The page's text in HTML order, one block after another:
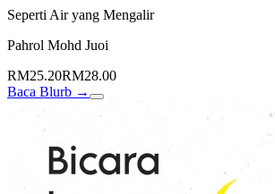
Seperti Air yang Mengalir
Pahrol Mohd Juoi
RM25.20RM28.00
Baca Blurb →